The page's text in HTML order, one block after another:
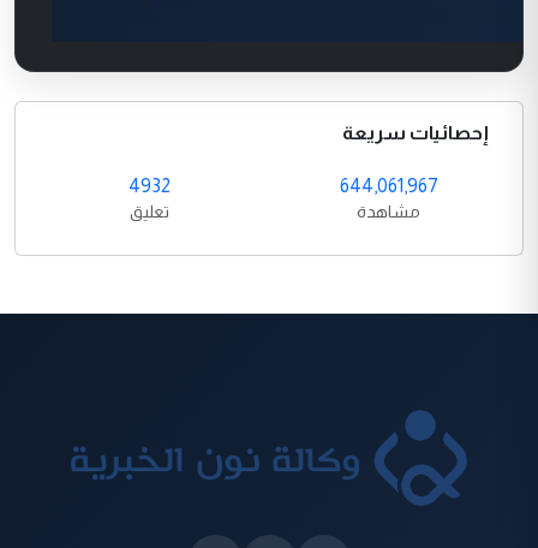
إحصائيات سريعة
644,061,967
مشاهدة
4932
تعليق